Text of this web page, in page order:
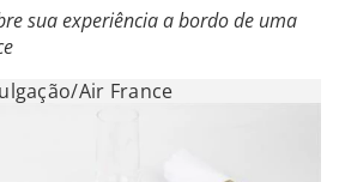
sua experiência a bordo de uma
Air France